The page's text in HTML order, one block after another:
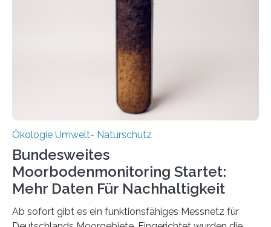
Stadtreinigung Leipzig konzipierte und am 24. Oktober
2025 offiziell eingeweihte Stadtrundgang „KreisLauf“. Er
ist ab sofort im Leipziger Stadtgebiet…
Ökologie Umwelt- Naturschutz
Bundesweites
Moorbodenmonitoring Startet:
Mehr Daten Für Nachhaltigkeit
Ab sofort gibt es ein funktionsfähiges Messnetz für